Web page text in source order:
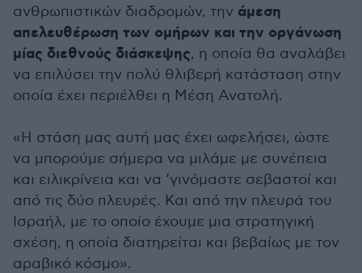
ανθρωπιστικών διαδρομών, την άμεση
απελευθέρωση των ομήρων και την οργάνωση
μίας διεθνούς διάσκεψης, η οποία θα αναλάβει
να επιλύσει την πολύ θλιβερή κατάσταση στην
οποία έχει περιέλθει η Μέση Ανατολή.
«Η στάση μας αυτή μας έχει ωφελήσει, ώστε
να μπορούμε σήμερα να μιλάμε με συνέπεια
και ειλικρίνεια και να ‘γινόμαστε σεβαστοί και
από τις δύο πλευρές. Και από την πλευρά του
Ισραήλ, με το οποίο έχουμε μια στρατηγική
σχέση, η οποία διατηρείται και βεβαίως με τον
αραβικό κόσμο».